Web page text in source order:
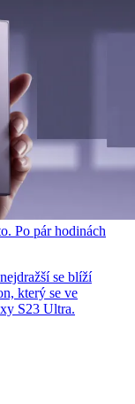
Po pár hodinách
se blíží
který se ve
S23 Ultra.